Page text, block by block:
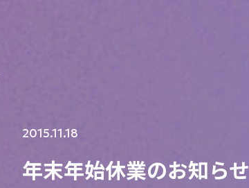
2015.11.18
年末年始休業のお知らせ